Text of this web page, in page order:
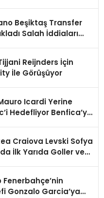
Beşiktaş Transfer
Salah İddiaları
Reijnders İçin
İle Görüşüyor
Icardi Yerine
Hedefliyor Benfica’ya
Craiova Levski Sofya
İlk Yarıda Goller ve
Gonzalo Garcia’ya